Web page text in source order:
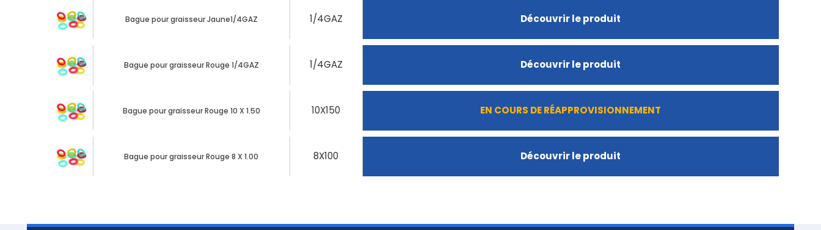
Bague pour graisseur Jaune1/4GAZ 1/4GAZ Découvrir le produit
Bague pour graisseur Rouge 1/4GAZ 1/4GAZ Découvrir le produit
Bague pour graisseur Rouge 10 X 1.50 10X150 EN COURS DE RÉAPPROVISIONNEMENT
Bague pour graisseur Rouge 8 X 1.00 8X100 Découvrir le produit